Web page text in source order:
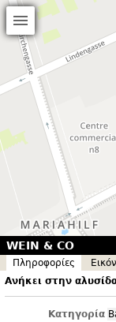
WEIN & CO
Πληροφορίες
Ανήκει στην
Κατηγορία